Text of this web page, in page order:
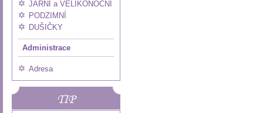
JARNÍ a VELIKONOČNÍ
PODZIMNÍ
DUŠIČKY
Administrace
Adresa
TIP